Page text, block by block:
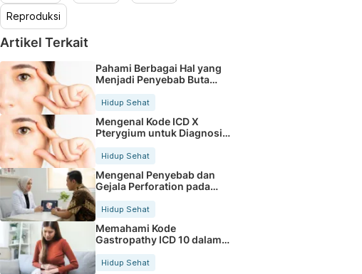
Reproduksi
Artikel Terkait
Pahami Berbagai Hal yang
Menjadi Penyebab Buta
Hidup Sehat
Mengenal Kode ICD X
Pterygium untuk Diagnosis
Hidup Sehat
Mengenal Penyebab dan
Gejala Perforation pada
Tubuh
Hidup Sehat
Memahami Kode
Gastropathy ICD 10 dalam
Rekam Medis Pasien
Hidup Sehat